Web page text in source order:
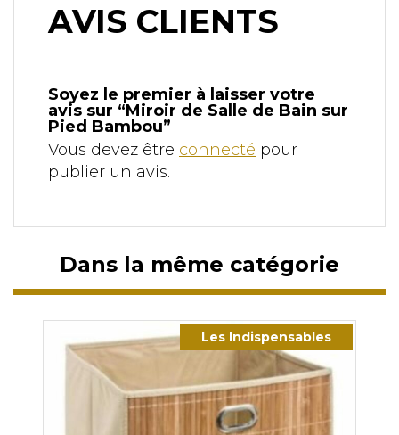
AVIS CLIENTS
Soyez le premier à laisser votre
avis sur “Miroir de Salle de Bain sur
Pied Bambou”
Vous devez être connecté pour
publier un avis.
Dans la même catégorie
Les Indispensables